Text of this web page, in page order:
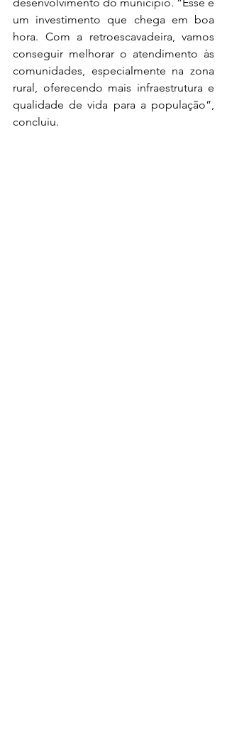
um investimento que chega em boa
hora. Com a retroescavadeira, vamos
conseguir melhorar o atendimento às
comunidades, especialmente na zona
rural, oferecendo mais infraestrutura e
qualidade de vida para a população”,
concluiu.